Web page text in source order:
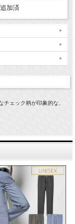
加済
チェック柄が印象的な、